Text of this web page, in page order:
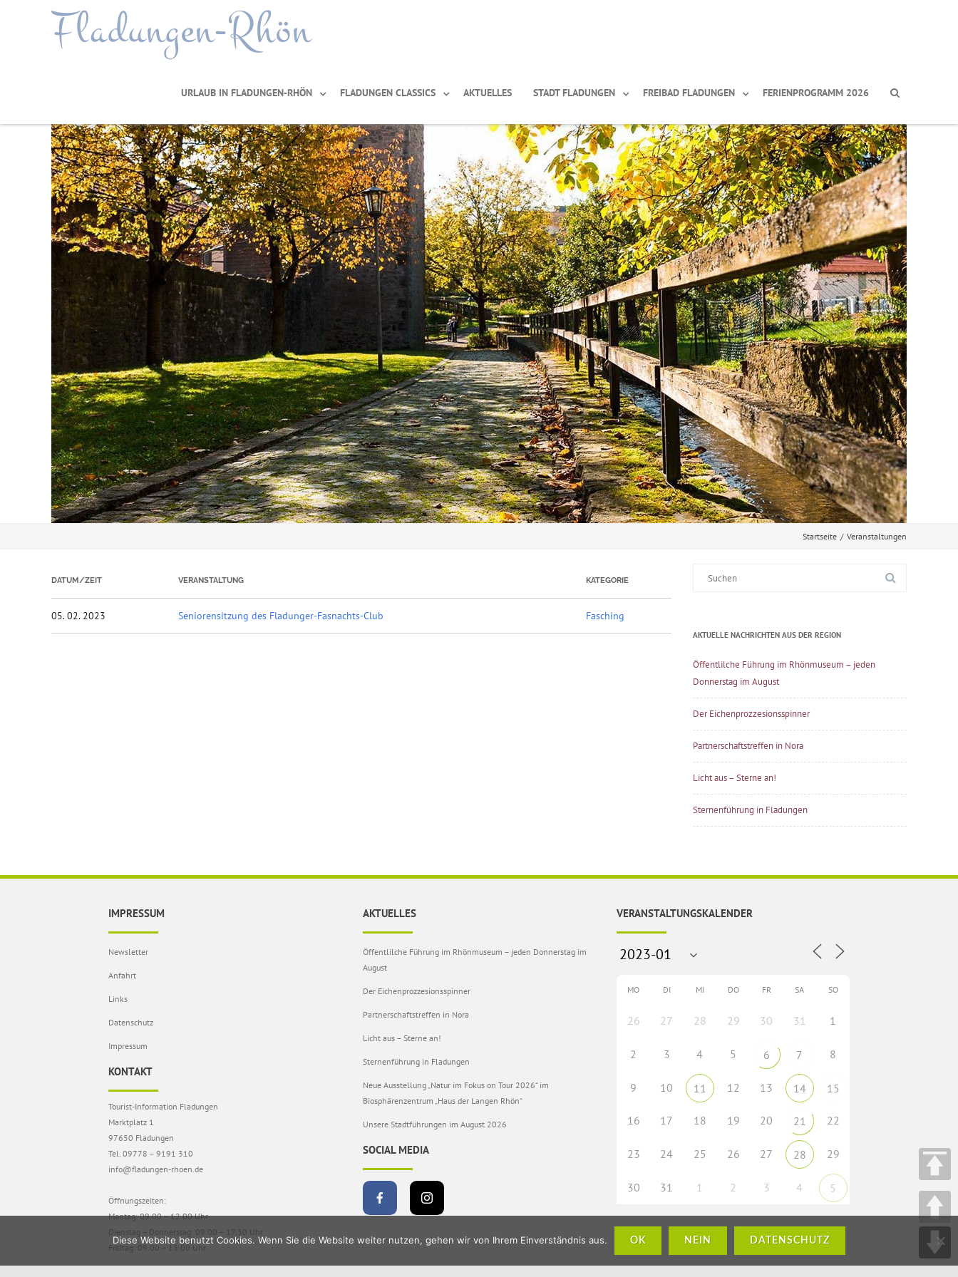
Fladungen-Rhön
URLAUB IN FLADUNGEN-RHÖN FLADUNGEN CLASSICS AKTUELLES STADT FLADUNGEN FREIBAD FLADUNGEN FERIENPROGRAMM 2026
Startseite / Veranstaltungen
DATUM/ZEIT VERANSTALTUNG KATEGORIE
05. 02. 2023 Seniorensitzung des Fladunger-Fasnachts-Club Fasching
AKTUELLE NACHRICHTEN AUS DER REGION
Öffentlilche Führung im Rhönmuseum – jeden
Donnerstag im August
Der Eichenprozzesionsspinner
Partnerschaftstreffen in Nora
Licht aus – Sterne an!
Sternenführung in Fladungen
IMPRESSUM
Newsletter
Anfahrt
Links
Datenschutz
Impressum
KONTAKT
Tourist-Information Fladungen
Marktplatz 1
97650 Fladungen
Tel. 09778 – 9191 310
info@fladungen-rhoen.de
Öffnungszeiten:
Montag: 09.00 – 12.00 Uhr
Dienstag – Donnerstag: 09.00 – 17.30 Uhr
Freitag: 09.00 – 13.00 Uhr
AKTUELLES
Öffentlilche Führung im Rhönmuseum – jeden Donnerstag im
August
Der Eichenprozzesionsspinner
Partnerschaftstreffen in Nora
Licht aus – Sterne an!
Sternenführung in Fladungen
Neue Ausstellung „Natur im Fokus on Tour 2026“ im
Biosphärenzentrum „Haus der Langen Rhön“
Unsere Stadtführungen im August 2026
SOCIAL MEDIA
VERANSTALTUNGSKALENDER
MO DI MI DO FR SA SO
26 27 28 29 30 31 1
2 3 4 5 6 7 8
9 10 11 12 13 14 15
16 17 18 19 20 21 22
23 24 25 26 27 28 29
30 31 1 2 3 4 5
Diese Website benutzt Cookies. Wenn Sie die Website weiter nutzen, gehen wir von Ihrem Einverständnis aus. OK NEIN DATENSCHUTZ